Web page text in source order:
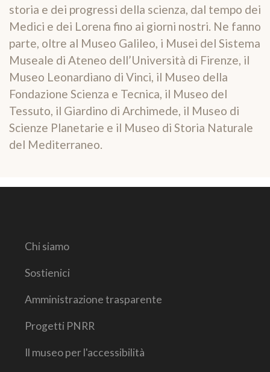
storia e dei progressi della scienza, dal tempo dei
Medici e dei Lorena fino ai giorni nostri. Ne fanno
parte, oltre al Museo Galileo, i Musei del Sistema
Museale di Ateneo dell’Università di Firenze, il
Museo Leonardiano di Vinci, il Museo della
Fondazione Scienza e Tecnica, il Museo del
Tessuto, il Giardino di Archimede, il Museo di
Scienze Planetarie e il Museo di Storia Naturale
del Mediterraneo.
Chi siamo
Sostienici
Amministrazione trasparente
Progetti PNRR
Il museo per l'accessibilità